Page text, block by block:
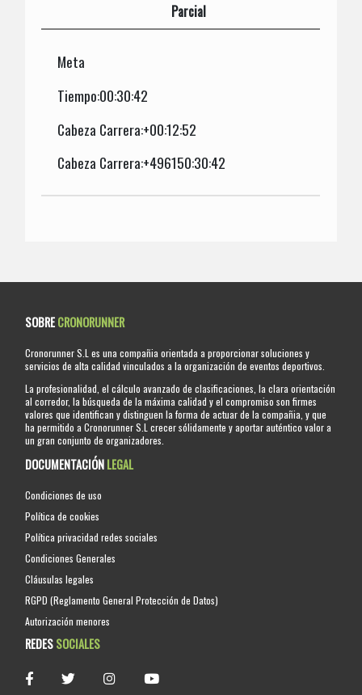
Parcial
Meta
Tiempo:00:30:42
Cabeza Carrera:+00:12:52
Cabeza Carrera:+496150:30:42
SOBRECRONORUNNER
Cronorunner S.L es una compañia orientada a proporcionar soluciones y
servicios de alta calidad vinculados a la organización de eventos deportivos.
La profesionalidad, el cálculo avanzado de clasificaciones, la clara orientación
al corredor, la búsqueda de la máxima calidad y el compromiso son firmes
valores que identifican y distinguen la forma de actuar de la compañia, y que
ha permitido a Cronorunner S.L crecer sólidamente y aportar auténtico valor a
un gran conjunto de organizadores.
DOCUMENTACIÓNLEGAL
Condiciones de uso
Política de cookies
Política privacidad redes sociales
Condiciones Generales
Cláusulas legales
RGPD (Reglamento General Protección de Datos)
Autorización menores
REDESSOCIALES